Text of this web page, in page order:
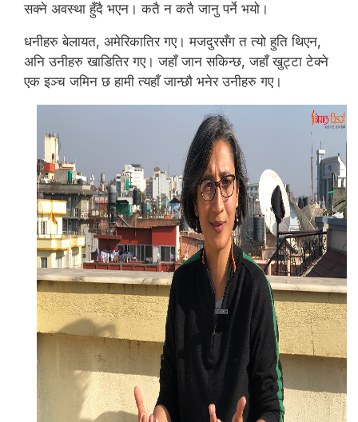
सक्ने अवस्था हुँदै भएन। कतै न कतै जानु पर्ने भयो।
धनीहरु बेलायत, अमेरिकातिर गए। मजदुरसँग त त्यो हुति थिएन,
अनि उनीहरु खाडितिर गए। जहाँ जान सकिन्छ, जहाँ खुट्टा टेक्ने
एक इञ्च जमिन छ हामी त्यहाँ जान्छौ भनेर उनीहरु गए।